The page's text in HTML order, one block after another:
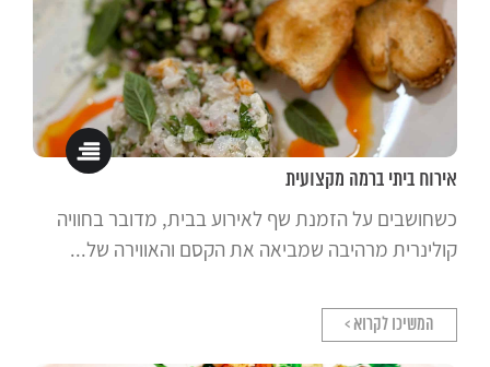
אירוח ביתי ברמה מקצועית
כשחושבים על הזמנת שף לאירוע בבית, מדובר בחוויה
קולינרית מרהיבה שמביאה את הקסם והאווירה של...
המשיכו לקרוא >